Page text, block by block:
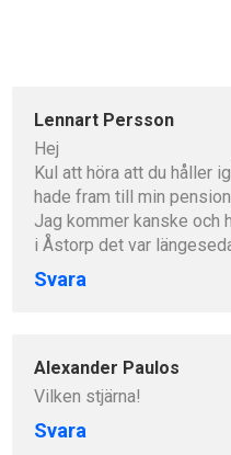
Lennart Persson
Hej
Kul att höra att du håller
hade fram till min
Jag kommer kanske och
i Åstorp det var
Svara
Alexander Paulos
Vilken stjärna!
Svara